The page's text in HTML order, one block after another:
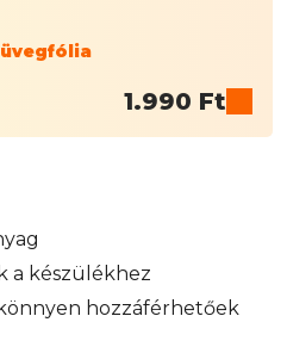
üvegfólia
1.990 Ft
a készülékhez
hozzáférhetőek